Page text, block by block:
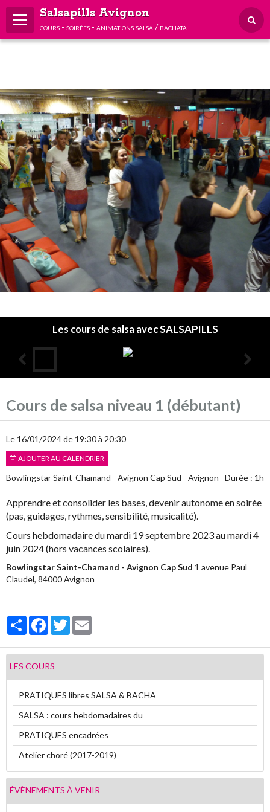
Salsapills Avignon
cours - soirées - animations salsa / bachata
Les cours de salsa avec SALSAPILLS
L'association
Les cours
Infos pratiques
Annuaire
Album photos
Vidéos
Sondages
Cours de salsa niveau 1 (débutant)
Le 16/01/2024de 19:30à 20:30
AJOUTER AU CALENDRIER
Bowlingstar Saint-Chamand - Avignon Cap Sud - Avignon Durée : 1h
Apprendre et consolider les bases, devenir autonome en soirée
(pas, guidages, rythmes, sensibilité, musicalité).
Cours hebdomadaire du mardi 19 septembre 2023 au mardi 4
juin 2024 (hors vacances scolaires).
Bowlingstar Saint-Chamand - Avignon Cap Sud 1 avenue Paul
Claudel, 84000 Avignon
PartagerFacebook
Twitter
LES COURS
PRATIQUES libres SALSA & BACHA
SALSA : cours hebdomadaires du
PRATIQUES encadrées
Atelier choré (2017-2019)
ÉVÈNEMENTS À VENIR